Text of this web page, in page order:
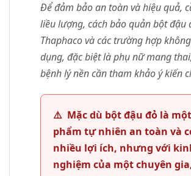
Để đảm bảo an toàn và hiệu quả,
liều lượng, cách bảo quản bột đậu
Thaphaco và các trường hợp
dụng, đặc biệt là phụ nữ mang
bệnh lý nền cần tham khảo ý kiến
⚠️ Mặc dù bột đậu đỏ là
phẩm tự nhiên an toàn và
nhiều lợi ích, nhưng với
nghiệm của một chuyên